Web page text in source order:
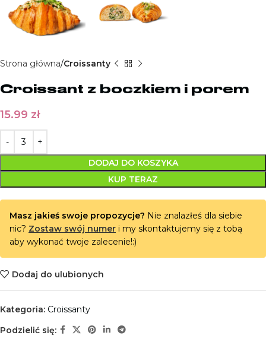
Strona główna Croissanty
Croissant z boczkiem i porem
15.99 zł
DODAJ DO KOSZYKA
KUP TERAZ
Masz jakieś swoje propozycje? Nie znalazłeś dla siebie
nic? Zostaw swój numer i my skontaktujemy się z tobą
aby wykonać twoje zalecenie!:)
Dodaj do ulubionych
Kategoria: Croissanty
Podzielić się: